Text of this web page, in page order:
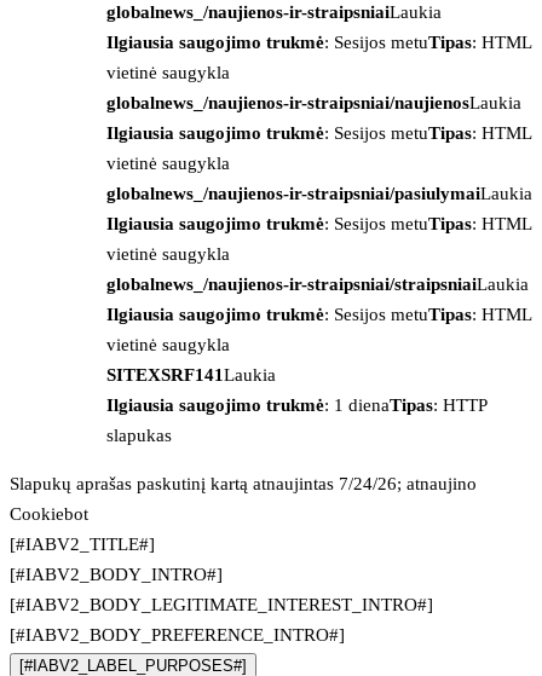
globalnews_/naujienos-ir-straipsniaiLaukia
Ilgiausia saugojimo trukmė: Sesijos metuTipas: HTML
vietinė saugykla
globalnews_/naujienos-ir-straipsniai/naujienosLaukia
Ilgiausia saugojimo trukmė: Sesijos metuTipas: HTML
vietinė saugykla
globalnews_/naujienos-ir-straipsniai/pasiulymaiLaukia
Ilgiausia saugojimo trukmė: Sesijos metuTipas: HTML
vietinė saugykla
globalnews_/naujienos-ir-straipsniai/straipsniaiLaukia
Ilgiausia saugojimo trukmė: Sesijos metuTipas: HTML
vietinė saugykla
SITEXSRF141Laukia
Ilgiausia saugojimo trukmė: 1 dienaTipas: HTTP
slapukas
Slapukų aprašas paskutinį kartą atnaujintas 7/24/26; atnaujino
Cookiebot
[#IABV2_TITLE#]
[#IABV2_BODY_INTRO#]
[#IABV2_BODY_LEGITIMATE_INTEREST_INTRO#]
[#IABV2_BODY_PREFERENCE_INTRO#]
[#IABV2_LABEL_PURPOSES#]